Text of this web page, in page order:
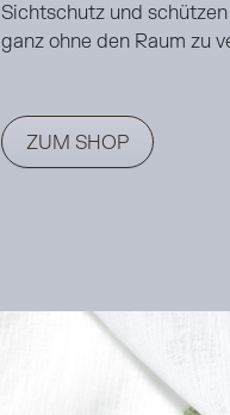
Sichtschutz und
ganz ohne den Raum zu
ZUM SHOP